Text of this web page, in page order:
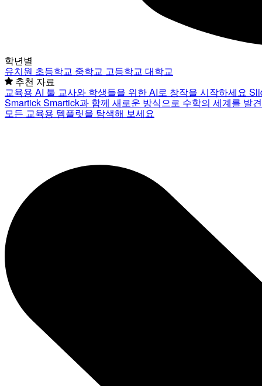
학년별
유치원 초등학교 중학교 고등학교 대학교
추천 자료
교육용 AI 툴 교사와 학생들을 위한 AI로 창작을 시작하세요
SmartickSmartick과 함께 새로운 방식으로 수학의 세계를 발
모든 교육용 템플릿을 탐색해 보세요